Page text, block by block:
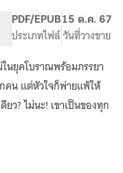
PDF/EPUB
ประเภทไฟล์
15 ต.ค. 67
วันที่วางขาย
นยุคโบราณพร้อมภรรยา
คน แต่หัวใจก็พ่ายแพ้ให้
ว? ไม่นะ! เขาเป็นของทุก